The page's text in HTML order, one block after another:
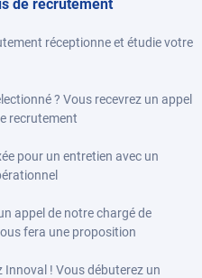
de recrutement
réceptionne et étudie votre
? Vous recevrez un appel
recrutement
pour un entretien avec un
appel de notre chargé de
fera une proposition
Innoval ! Vous débuterez un